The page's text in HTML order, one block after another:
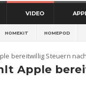
VIDEO
HOMEKIT HOMEPOD
bereitwillig Steuern
Apple